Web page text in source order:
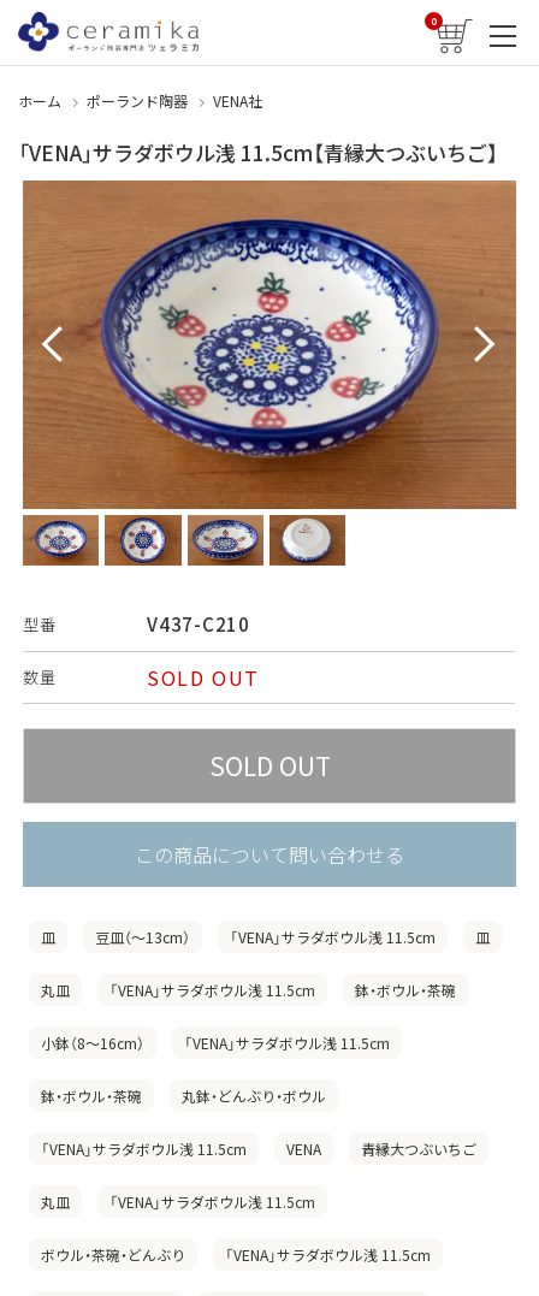
0
ホーム ポーランド陶器 VENA社
「VENA」サラダボウル浅 11.5cm【青縁大つぶいちご】
型番 V437-C210
数量 SOLD OUT
この商品について問い合わせる
皿 豆皿（〜13cm） 「VENA」サラダボウル浅 11.5cm 皿
丸皿 「VENA」サラダボウル浅 11.5cm 鉢・ボウル・茶碗
小鉢（8〜16cm） 「VENA」サラダボウル浅 11.5cm
鉢・ボウル・茶碗 丸鉢・どんぶり・ボウル
「VENA」サラダボウル浅 11.5cm VENA 青縁大つぶいちご
丸皿 「VENA」サラダボウル浅 11.5cm
ボウル・茶碗・どんぶり 「VENA」サラダボウル浅 11.5cm